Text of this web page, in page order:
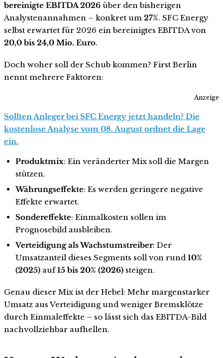
bereinigte EBITDA 2026 über den bisherigen
Analystenannahmen – konkret um 27%. SFC Energy
selbst erwartet für 2026 ein bereinigtes EBITDA von
20,0 bis 24,0 Mio. Euro.
Doch woher soll der Schub kommen? First Berlin
nennt mehrere Faktoren:
Anzeige
Sollten Anleger bei SFC Energy jetzt handeln? Die
kostenlose Analyse vom 08. August ordnet die Lage
ein.
Produktmix: Ein veränderter Mix soll die Margen
stützen.
Währungseffekte: Es werden geringere negative
Effekte erwartet.
Sondereffekte: Einmalkosten sollen im
Prognosebild ausbleiben.
Verteidigung als Wachstumstreiber: Der
Umsatzanteil dieses Segments soll von rund 10%
(2025)auf15 bis 20% (2026)steigen.
Genau dieser Mix ist der Hebel: Mehr margenstarker
Umsatz aus Verteidigung und weniger Bremsklötze
durch Einmaleffekte – so lässt sich das EBITDA-Bild
nachvollziehbar aufhellen.